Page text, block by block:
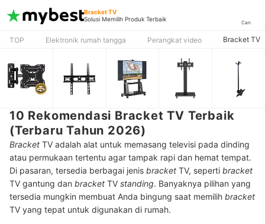
Bracket TV
Solusi Memilih Produk Terbaik
Cari
TOP Elektronik rumah tangga Perangkat video Bracket TV
10 Rekomendasi Bracket TV Terbaik
(Terbaru Tahun 2026)
Bracket TV adalah alat untuk memasang televisi pada dinding
atau permukaan tertentu agar tampak rapi dan hemat tempat.
Di pasaran, tersedia berbagai jenis bracket TV, seperti bracket
TV gantung dan bracket TV standing. Banyaknya pilihan yang
tersedia mungkin membuat Anda bingung saat memilih bracket
TV yang tepat untuk digunakan di rumah.